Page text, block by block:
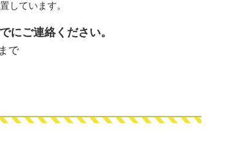
しています。
にご連絡ください。
で